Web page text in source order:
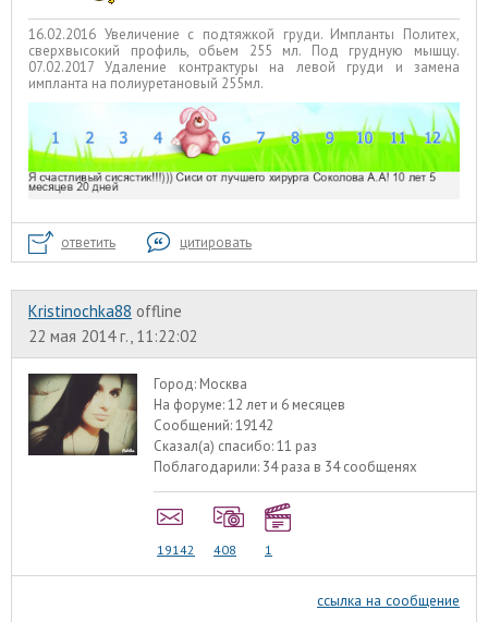
16.02.2016 Увеличение с подтяжкой груди. Импланты Политех,
сверхвысокий профиль, обьем 255 мл. Под грудную мышцу.
07.02.2017 Удаление контрактуры на левой груди и замена
импланта на полиуретановый 255мл.
ответить цитировать
Kristinochka88 offline
22 мая 2014 г., 11:22:02
Город: Москва
На форуме:12 лет и 6 месяцев
Сообщений:19142
Сказал(а) спасибо:11 раз
Поблагодарили: 34 раза в 34 сообщенях
19142 408 1
ссылка на сообщение